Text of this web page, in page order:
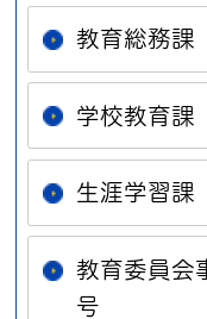
教育総務課
学校教育課
生涯学習課
教育委員会
号